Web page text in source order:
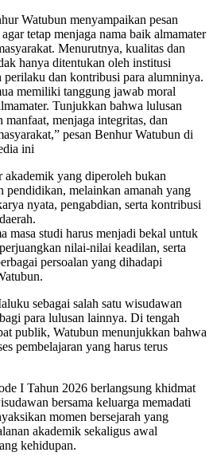
Watubun menyampaikan pesan
tetap menjaga nama baik almamater
Menurutnya, kualitas dan
hanya ditentukan oleh institusi
dan kontribusi para alumninya.
memiliki tanggung jawab moral
Tunjukkan bahwa lulusan
menjaga integritas, dan
pesan Benhur Watubun di
ini
akademik yang diperoleh bukan
pendidikan, melainkan amanah yang
nyata, pengabdian, serta kontribusi
masa studi harus menjadi bekal untuk
nilai-nilai keadilan, serta
persoalan yang dihadapi
sebagai salah satu wisudawan
para lulusan lainnya. Di tengah
publik, Watubun menunjukkan bahwa
pembelajaran yang harus terus
I Tahun 2026 berlangsung khidmat
bersama keluarga memadati
momen bersejarah yang
akademik sekaligus awal
kehidupan.